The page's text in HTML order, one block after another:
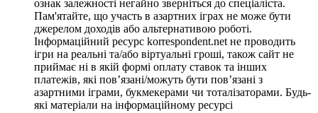
ознак залежності негайно зверніться до спеціаліста.
Пам'ятайте, що участь в азартних іграх не може бути
джерелом доходів або альтернативою роботі.
Інформаційний ресурс korrespondent.net не проводить
ігри на реальні та/або віртуальні гроші, також сайт не
приймає ні в якій формі оплату ставок та інших
платежів, які пов’язані/можуть бути пов’язані з
азартними іграми, букмекерами чи тоталізаторами. Будь-
які матеріали на інформаційному ресурсі